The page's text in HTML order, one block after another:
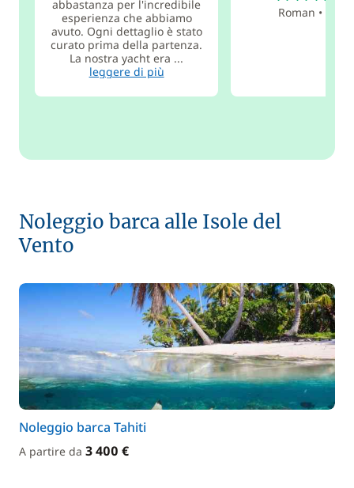
abbastanza per l'incredibile
esperienza che abbiamo
avuto. Ogni dettaglio è stato
curato prima della partenza.
La nostra yacht era ...
leggere di più
Roman •
Noleggio barca alle Isole del
Vento
Noleggio barca Tahiti
A partire da 3 400 €